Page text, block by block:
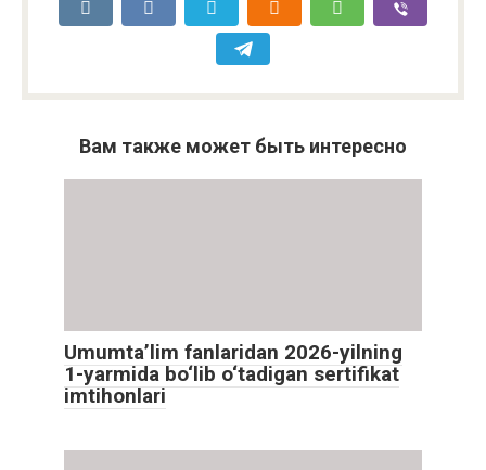
Вам также может быть интересно
Umumta’lim fanlaridan 2026-yilning
1-yarmida bo‘lib o‘tadigan sertifikat
imtihonlari